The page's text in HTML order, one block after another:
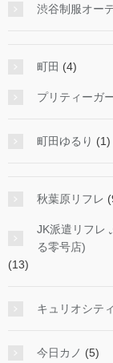
渋谷制服オー
町田 (4)
プリティーガ
町田ゆるり (1)
秋葉原リフレ
JK派遣リフレ
る零号店)
(13)
キュリオシテ
今日カノ (5)